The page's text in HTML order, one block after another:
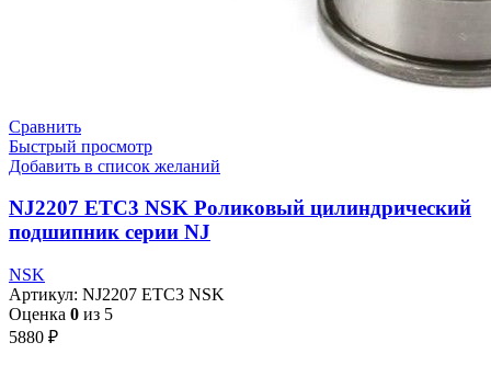
Сравнить
Быстрый просмотр
Добавить в список желаний
NJ2207 ETC3 NSK Роликовый цилиндрический
подшипник серии NJ
NSK
Артикул: NJ2207 ETC3 NSK
Оценка 0 из 5
5880 ₽